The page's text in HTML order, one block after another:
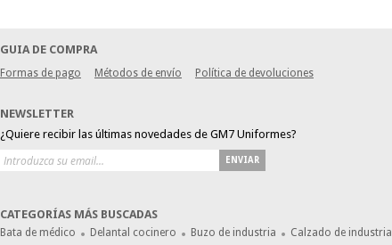
GUIA DE COMPRA
Formas de pago Métodos de envío Política de devoluciones
NEWSLETTER
¿Quiere recibir las últimas novedades de GM7 Uniformes?
ENVIAR
CATEGORÍAS MÁS BUSCADAS
Bata de médico Delantal cocinero Buzo de industria Calzado de industria